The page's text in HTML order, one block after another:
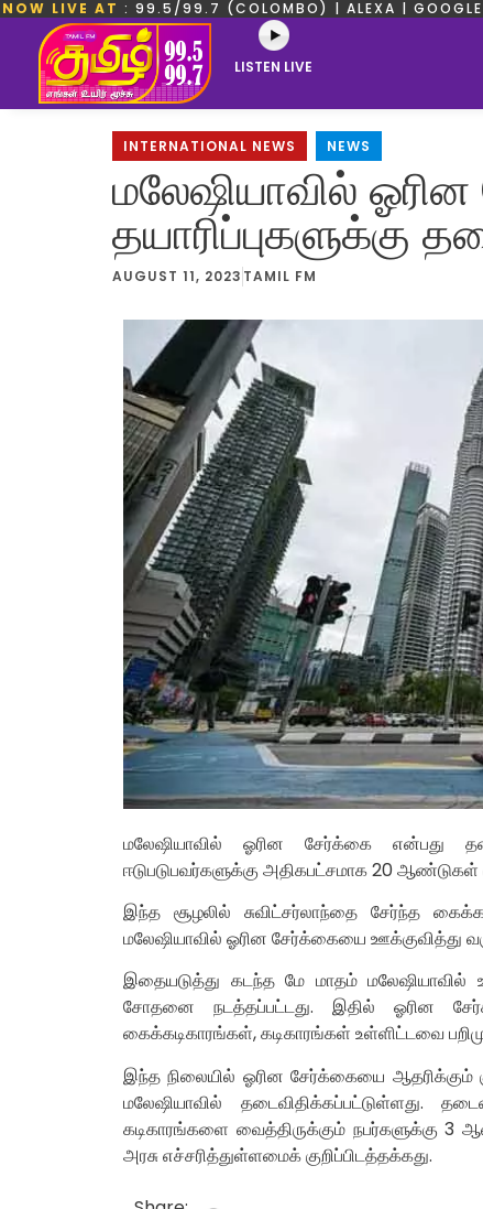
NOW LIVE AT : 99.5/99.7 (COLOMBO) | ALEXA | GOOGLE
LISTEN LIVE
INTERNATIONAL NEWS NEWS
மலேஷியாவில்
தயாரிப்புகளுக்கு
AUGUST 11, 2023 TAMIL FM
மலேஷியாவில் ஓரின சேர்க்கை என்பது
ஈடுபடுபவர்களுக்கு அதிகபட்சமாக 20
இந்த சூழலில் சுவிட்சர்லாந்தை சேர்ந்த
மலேஷியாவில் ஓரின சேர்க்கையை ஊக்குவித்து
இதையடுத்து கடந்த மே மாதம் மலேஷியாவில்
சோதனை நடத்தப்பட்டது. இதில் ஓரின
கைக்கடிகாரங்கள், கடிகாரங்கள் உள்ளிட்டவை
இந்த நிலையில் ஓரின சேர்க்கையை ஆதரிக்கும்
மலேஷியாவில் தடைவிதிக்கப்பட்டுள்ளது.
கடிகாரங்களை வைத்திருக்கும் நபர்களுக்கு
அரசு எச்சரித்துள்ளமைக் குறிப்பிடத்தக்கது.